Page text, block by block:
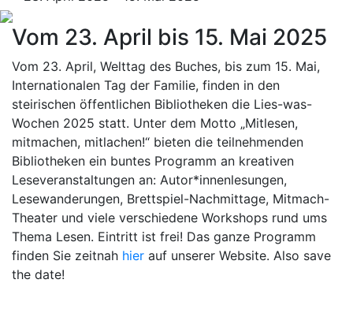
Vom 23. April bis 15. Mai 2025
Vom 23. April, Welttag des Buches, bis zum 15. Mai,
Internationalen Tag der Familie, finden in den
steirischen öffentlichen Bibliotheken die Lies-was-
Wochen 2025 statt. Unter dem Motto „Mitlesen,
mitmachen, mitlachen!“ bieten die teilnehmenden
Bibliotheken ein buntes Programm an kreativen
Leseveranstaltungen an: Autor*innenlesungen,
Lesewanderungen, Brettspiel-Nachmittage, Mitmach-
Theater und viele verschiedene Workshops rund ums
Thema Lesen. Eintritt ist frei! Das ganze Programm
finden Sie zeitnah hier auf unserer Website. Also save
the date!